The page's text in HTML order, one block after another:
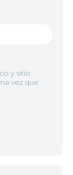
w92/
w92/
y sitio
vez que